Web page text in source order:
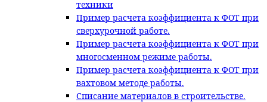
техники
Пример расчета коэффициента к ФОТ при
сверхурочной работе.
Пример расчета коэффициента к ФОТ при
многосменном режиме работы.
Пример расчета коэффициента к ФОТ при
вахтовом методе работы.
Списание материалов в строительстве.